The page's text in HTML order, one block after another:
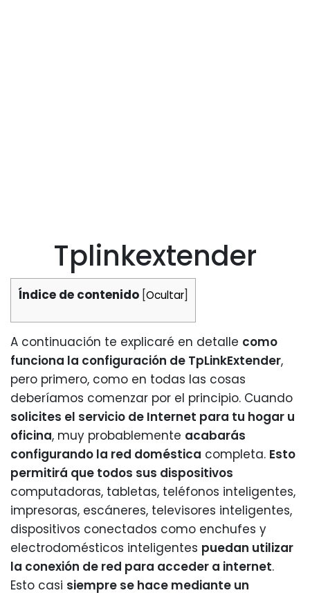
Tplinkextender
Índice de contenido Ocultar
A continuación te explicaré en detalle como
funciona la configuración de TpLinkExtender,
pero primero, como en todas las cosas
deberíamos comenzar por el principio. Cuando
solicites el servicio de Internet para tu hogar u
oficina, muy probablemente acabarás
configurando la red doméstica completa. Esto
permitirá que todos sus dispositivos
computadoras, tabletas, teléfonos inteligentes,
impresoras, escáneres, televisores inteligentes,
dispositivos conectados como enchufes y
electrodomésticos inteligentes puedan utilizar
la conexión de red para acceder a internet.
Esto casi siempre se hace mediante un